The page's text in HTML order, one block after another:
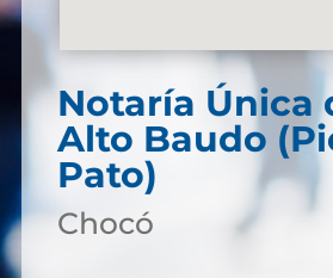
Notaría Única
Alto Baudo
Pato)
Chocó